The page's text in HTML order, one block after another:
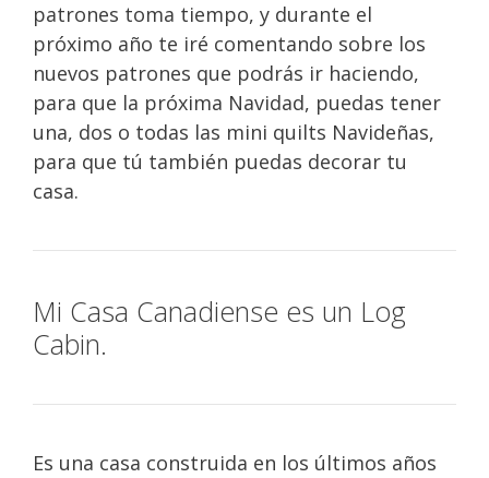
patrones toma tiempo, y durante el
próximo año te iré comentando sobre los
nuevos patrones que podrás ir haciendo,
para que la próxima Navidad, puedas tener
una, dos o todas las mini quilts Navideñas,
para que tú también puedas decorar tu
casa.
Mi Casa Canadiense es un Log
Cabin.
Es una casa construida en los últimos años